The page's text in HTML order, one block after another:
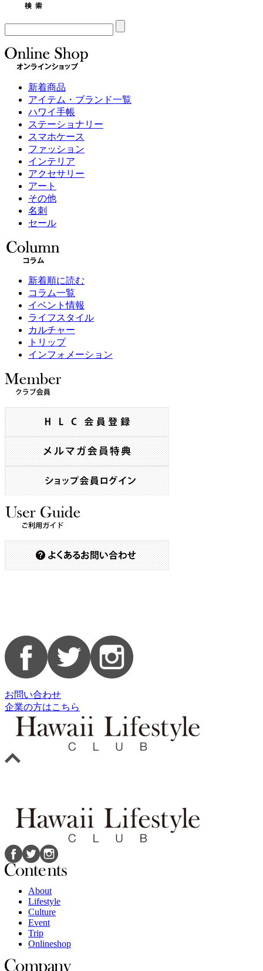
新着商品
アイテム・ブランド一覧
ハワイ手帳
ステーショナリー
スマホケース
ファッション
インテリア
アクセサリー
アート
その他
名刺
セール
新着順に読む
コラム一覧
イベント情報
ライフスタイル
カルチャー
トリップ
インフォメーション
お問い合わせ
企業の方はこちら
About
Lifestyle
Culture
Event
Trip
Onlineshop